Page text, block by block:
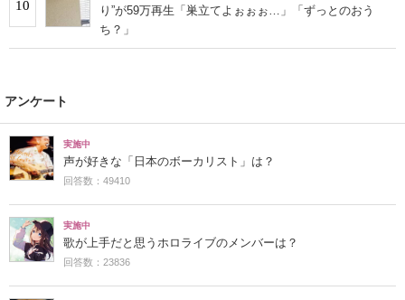
10
り”が59万再生「巣立てよぉぉぉ…」「ずっとのおう
ち？」
アンケート
実施中
声が好きな「日本のボーカリスト」は？
回答数：49410
実施中
歌が上手だと思うホロライブのメンバーは？
回答数：23836